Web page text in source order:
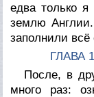
едва только
землю
заполнили
ГЛАВА
После, в
много раз: